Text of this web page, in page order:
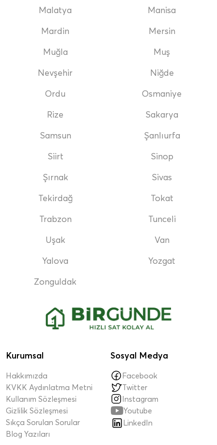
Malatya
Manisa
Mardin
Mersin
Muğla
Muş
Nevşehir
Niğde
Ordu
Osmaniye
Rize
Sakarya
Samsun
Şanlıurfa
Siirt
Sinop
Şırnak
Sivas
Tekirdağ
Tokat
Trabzon
Tunceli
Uşak
Van
Yalova
Yozgat
Zonguldak
Kurumsal
Hakkımızda
KVKK Aydınlatma Metni
Kullanım Sözleşmesi
Gizlilik Sözleşmesi
Sıkça Sorulan Sorular
Blog Yazıları
Sosyal Medya
Facebook
Twitter
Instagram
Youtube
LinkedIn